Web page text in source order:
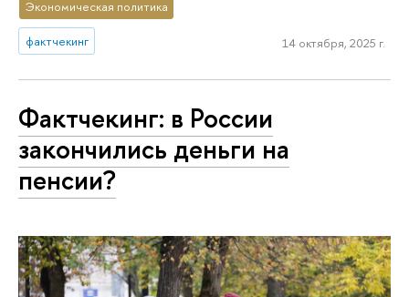
Экономическая политика
фактчекинг 14 октября, 2025 г.
Фактчекинг: в России
закончились деньги на
пенсии?